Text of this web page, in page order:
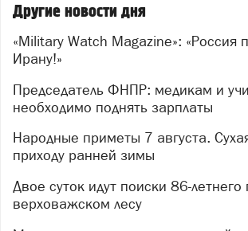
Другие новости дня
«Military Watch Magazine»: «Россия помогает
Ирану!»
Председатель ФНПР: медикам и учителям
необходимо поднять зарплаты
Народные приметы 7 августа. Сухая погода – к
приходу ранней зимы
Двое суток идут поиски 86-летнего пенсионера в
верховажском лесу